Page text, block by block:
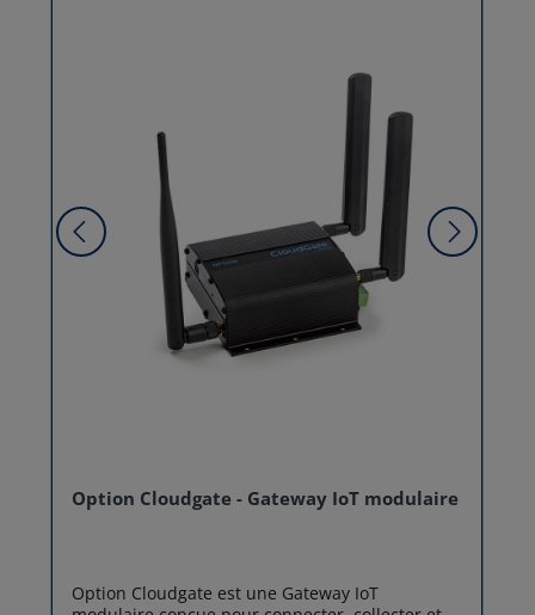
Option Cloudgate - Gateway IoT modulaire
Option Cloudgate est une Gateway IoT